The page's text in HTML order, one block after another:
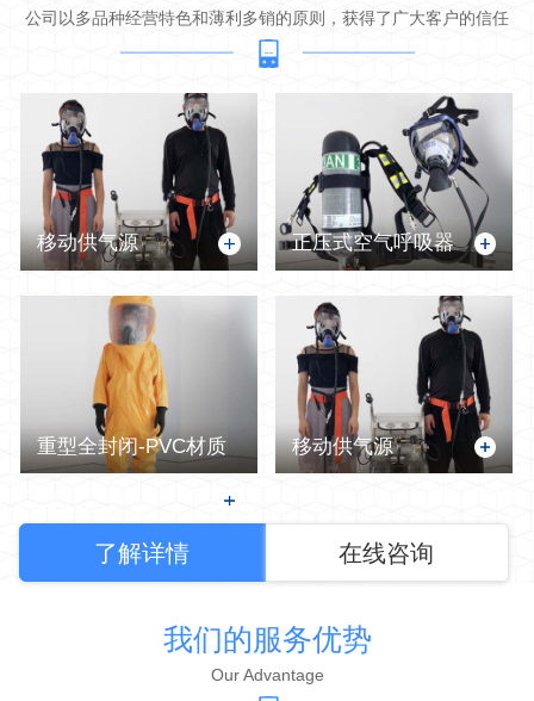
公司以多品种经营特色和薄利多销的原则，获得了广大客户的信任
移动供气源 正压式空气呼吸器
重型全封闭-PVC材质 移动供气源
了解详情 在线咨询
我们的服务优势
Our Advantage